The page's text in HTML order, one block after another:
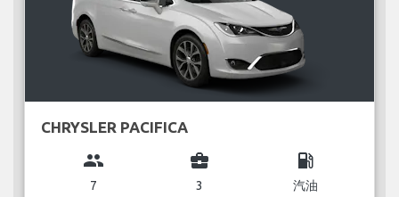
CHRYSLER PACIFICA
group
7
business_center
3
local_gas_station
汽油